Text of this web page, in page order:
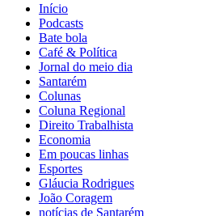
Início
Podcasts
Bate bola
Café & Política
Jornal do meio dia
Santarém
Colunas
Coluna Regional
Direito Trabalhista
Economia
Em poucas linhas
Esportes
Gláucia Rodrigues
João Coragem
notícias de Santarém